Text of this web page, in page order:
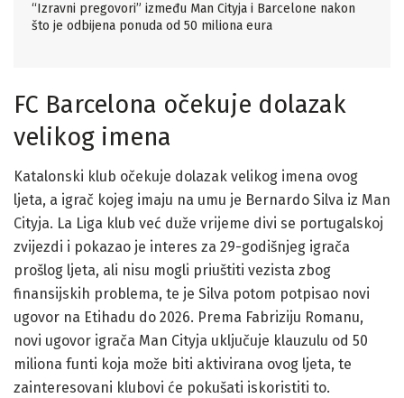
“Izravni pregovori” između Man Cityja i Barcelone nakon
što je odbijena ponuda od 50 miliona eura
FC Barcelona očekuje dolazak
velikog imena
Katalonski klub očekuje dolazak velikog imena ovog
ljeta, a igrač kojeg imaju na umu je Bernardo Silva iz Man
Cityja. La Liga klub već duže vrijeme divi se portugalskoj
zvijezdi i pokazao je interes za 29-godišnjeg igrača
prošlog ljeta, ali nisu mogli priuštiti vezista zbog
finansijskih problema, te je Silva potom potpisao novi
ugovor na Etihadu do 2026. Prema Fabriziju Romanu,
novi ugovor igrača Man Cityja uključuje klauzulu od 50
miliona funti koja može biti aktivirana ovog ljeta, te
zainteresovani klubovi će pokušati iskoristiti to.